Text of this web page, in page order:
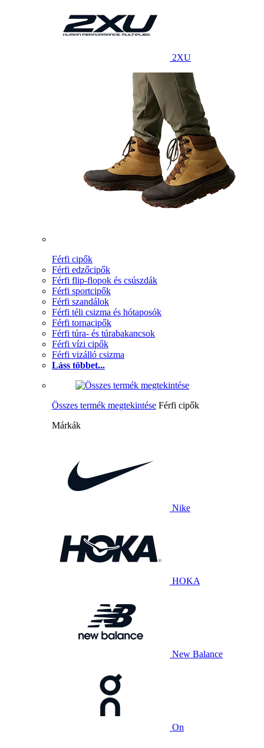
2XU
Férfi cipők
Férfi edzőcipők
Férfi flip-flopok és csúszdák
Férfi sportcipők
Férfi szandálok
Férfi téli csizma és hótaposók
Férfi tornacipők
Férfi túra- és túrabakancsok
Férfi vízi cipők
Férfi vizálló csizma
Láss többet...
Összes termék megtekintése Férfi cipők
Márkák
Nike
HOKA
New Balance
On